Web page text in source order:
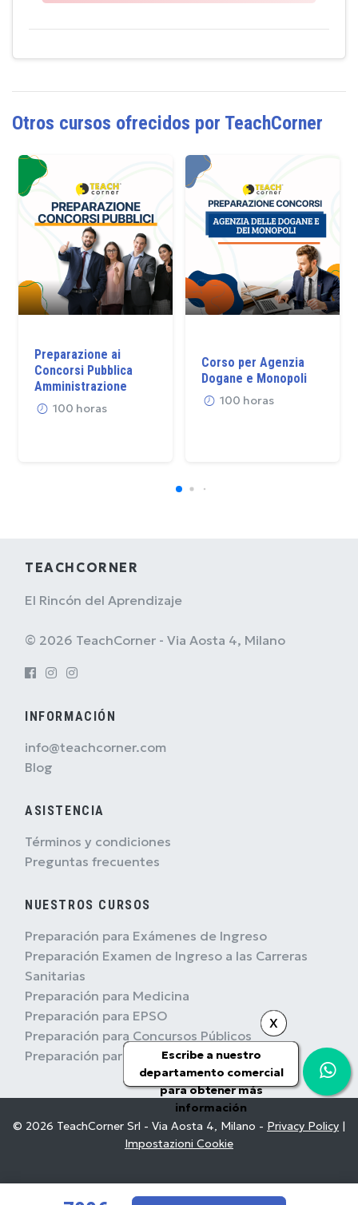
Otros cursos ofrecidos por TeachCorner
Preparazione ai
Concorsi Pubblica
Amministrazione
100 horas
Corso per Agenzia
Dogane e Monopoli
100 horas
X
Escribe a nuestro
departamento comercial
para obtener más
información
TEACHCORNER
El Rincón del Aprendizaje
© 2026 TeachCorner - Via Aosta 4, Milano
INFORMACIÓN
info@teachcorner.com
Blog
ASISTENCIA
Términos y condiciones
Preguntas frecuentes
NUESTROS CURSOS
Preparación para Exámenes de Ingreso
Preparación Examen de Ingreso a las Carreras
Sanitarias
Preparación para Medicina
Preparación para EPSO
Preparación para Concursos Públicos
Preparación para Concursos Militares
© 2026 TeachCorner Srl - Via Aosta 4, Milano - Privacy Policy |
Impostazioni Cookie